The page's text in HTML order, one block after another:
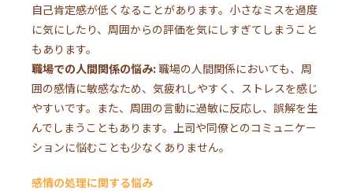
自己肯定感が低くなることがあります。小さなミスを過度
に気にしたり、周囲からの評価を気にしすぎてしまうこと
もあります。
職場での人間関係の悩み: 職場の人間関係においても、周
囲の感情に敏感なため、気疲れしやすく、ストレスを感じ
やすいです。また、周囲の言動に過敏に反応し、誤解を生
んでしまうこともあります。上司や同僚とのコミュニケー
ションに悩むことも少なくありません。
感情の処理に関する悩み